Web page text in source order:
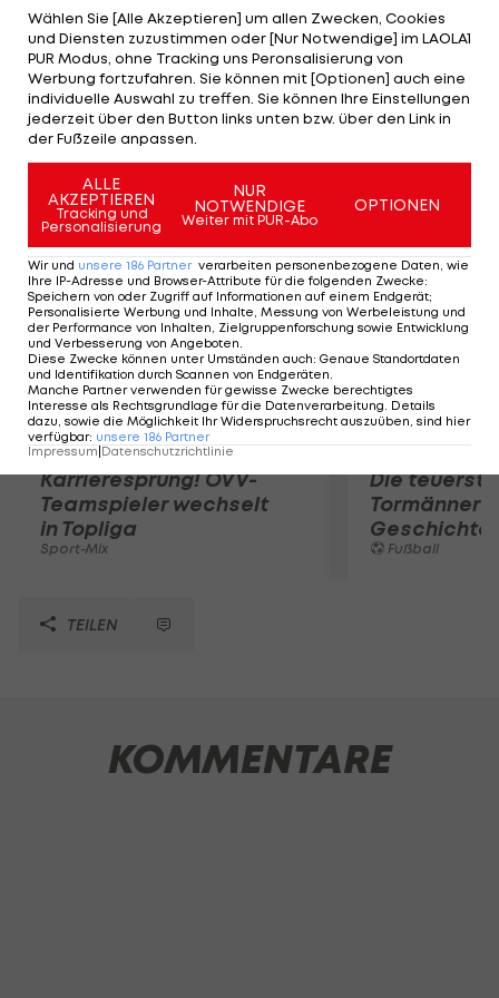
Williams vier ungenützt. Die US-Amerikanerin muss
sich damit erstmals nach 19 Siegen in Serie
geschlagen geben. Die letzte Niederlage
kassierte sie in Paris. Im Halbfinale trifft Kerber
auf die Siegerin der Partie Pavlyuchenkova (RUS)
gegen Kvitova (CZE).
Mehr zum Thema
Karrieresprung! ÖVV-
Teamspieler wechselt
in Topliga
Sport-Mix
Die
Tormänner
Geschichte
Fußball
TEILEN
KOMMENTARE
Wählen Sie [Alle Akzeptieren] um allen Zwecken, Cookies
und Diensten zuzustimmen oder [Nur Notwendige] im LAOLA1
PUR Modus, ohne Tracking uns Peronsalisierung von
Werbung fortzufahren. Sie können mit [Optionen] auch eine
individuelle Auswahl zu treffen. Sie können Ihre Einstellungen
jederzeit über den Button links unten bzw. über den Link in
der Fußzeile anpassen.
ALLE
AKZEPTIEREN
Tracking und
Personalisierung
NUR
NOTWENDIGE
Weiter mit PUR-Abo
OPTIONEN
Wir und unsere 186 Partner verarbeiten personenbezogene Daten, wie
Ihre IP-Adresse und Browser-Attribute für die folgenden Zwecke:
Speichern von oder Zugriff auf Informationen auf einem Endgerät;
Personalisierte Werbung und Inhalte, Messung von Werbeleistung und
der Performance von Inhalten, Zielgruppenforschung sowie Entwicklung
und Verbesserung von Angeboten.
Diese Zwecke können unter Umständen auch: Genaue Standortdaten
und Identifikation durch Scannen von Endgeräten.
Manche Partner verwenden für gewisse Zwecke berechtigtes
Interesse als Rechtsgrundlage für die Datenverarbeitung. Details
dazu, sowie die Möglichkeit Ihr Widerspruchsrecht auszuüben, sind hier
verfügbar: unsere 186 Partner
Impressum Datenschutzrichtlinie